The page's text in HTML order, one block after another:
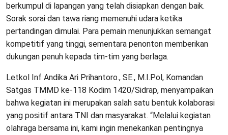
berkumpul di lapangan yang telah disiapkan dengan baik.
Sorak sorai dan tawa riang memenuhi udara ketika
pertandingan dimulai. Para pemain menunjukkan semangat
kompetitif yang tinggi, sementara penonton memberikan
dukungan penuh kepada tim-tim yang berlaga.
Letkol Inf Andika Ari Prihantoro., SE., M.I.Pol, Komandan
Satgas TMMD ke-118 Kodim 1420/Sidrap, menyampaikan
bahwa kegiatan ini merupakan salah satu bentuk kolaborasi
yang positif antara TNI dan masyarakat. “Melalui kegiatan
olahraga bersama ini, kami ingin menekankan pentingnya